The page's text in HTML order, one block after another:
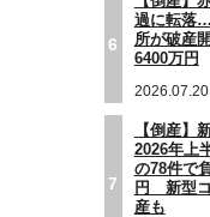
6
過に転落
所が破産
6400万円
2026.07.20
7
【倒産】
2026年上
の78件で
円 新型コ
産も